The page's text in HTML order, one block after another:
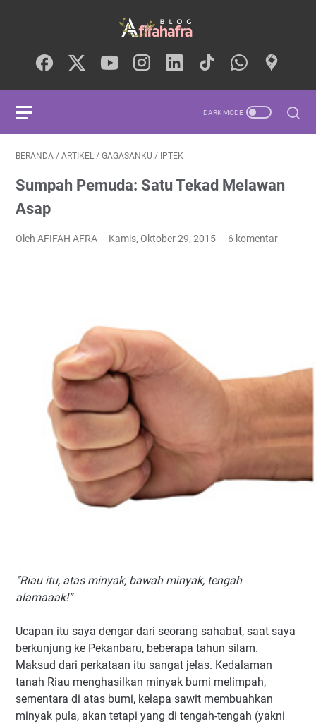
BERANDA / ARTIKEL / GAGASANKU / IPTEK
Sumpah Pemuda: Satu Tekad Melawan
Asap
Oleh AFIFAH AFRA Kamis, Oktober 29, 2015 6 komentar
“Riau itu, atas minyak, bawah minyak, tengah
alamaaak!”
Ucapan itu saya dengar dari seorang sahabat, saat saya
berkunjung ke Pekanbaru, beberapa tahun silam.
Maksud dari perkataan itu sangat jelas. Kedalaman
tanah Riau menghasilkan minyak bumi melimpah,
sementara di atas bumi, kelapa sawit membuahkan
minyak pula, akan tetapi yang di tengah-tengah (yakni